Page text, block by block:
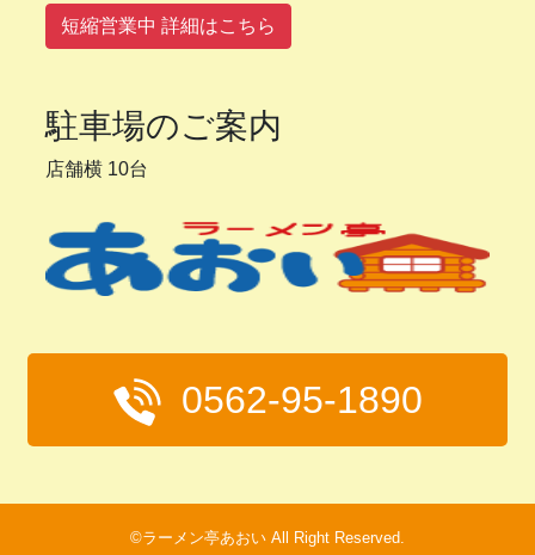
短縮営業中 詳細はこちら
駐車場のご案内
店舗横 10台
0562-95-1890
©ラーメン亭あおい All Right Reserved.